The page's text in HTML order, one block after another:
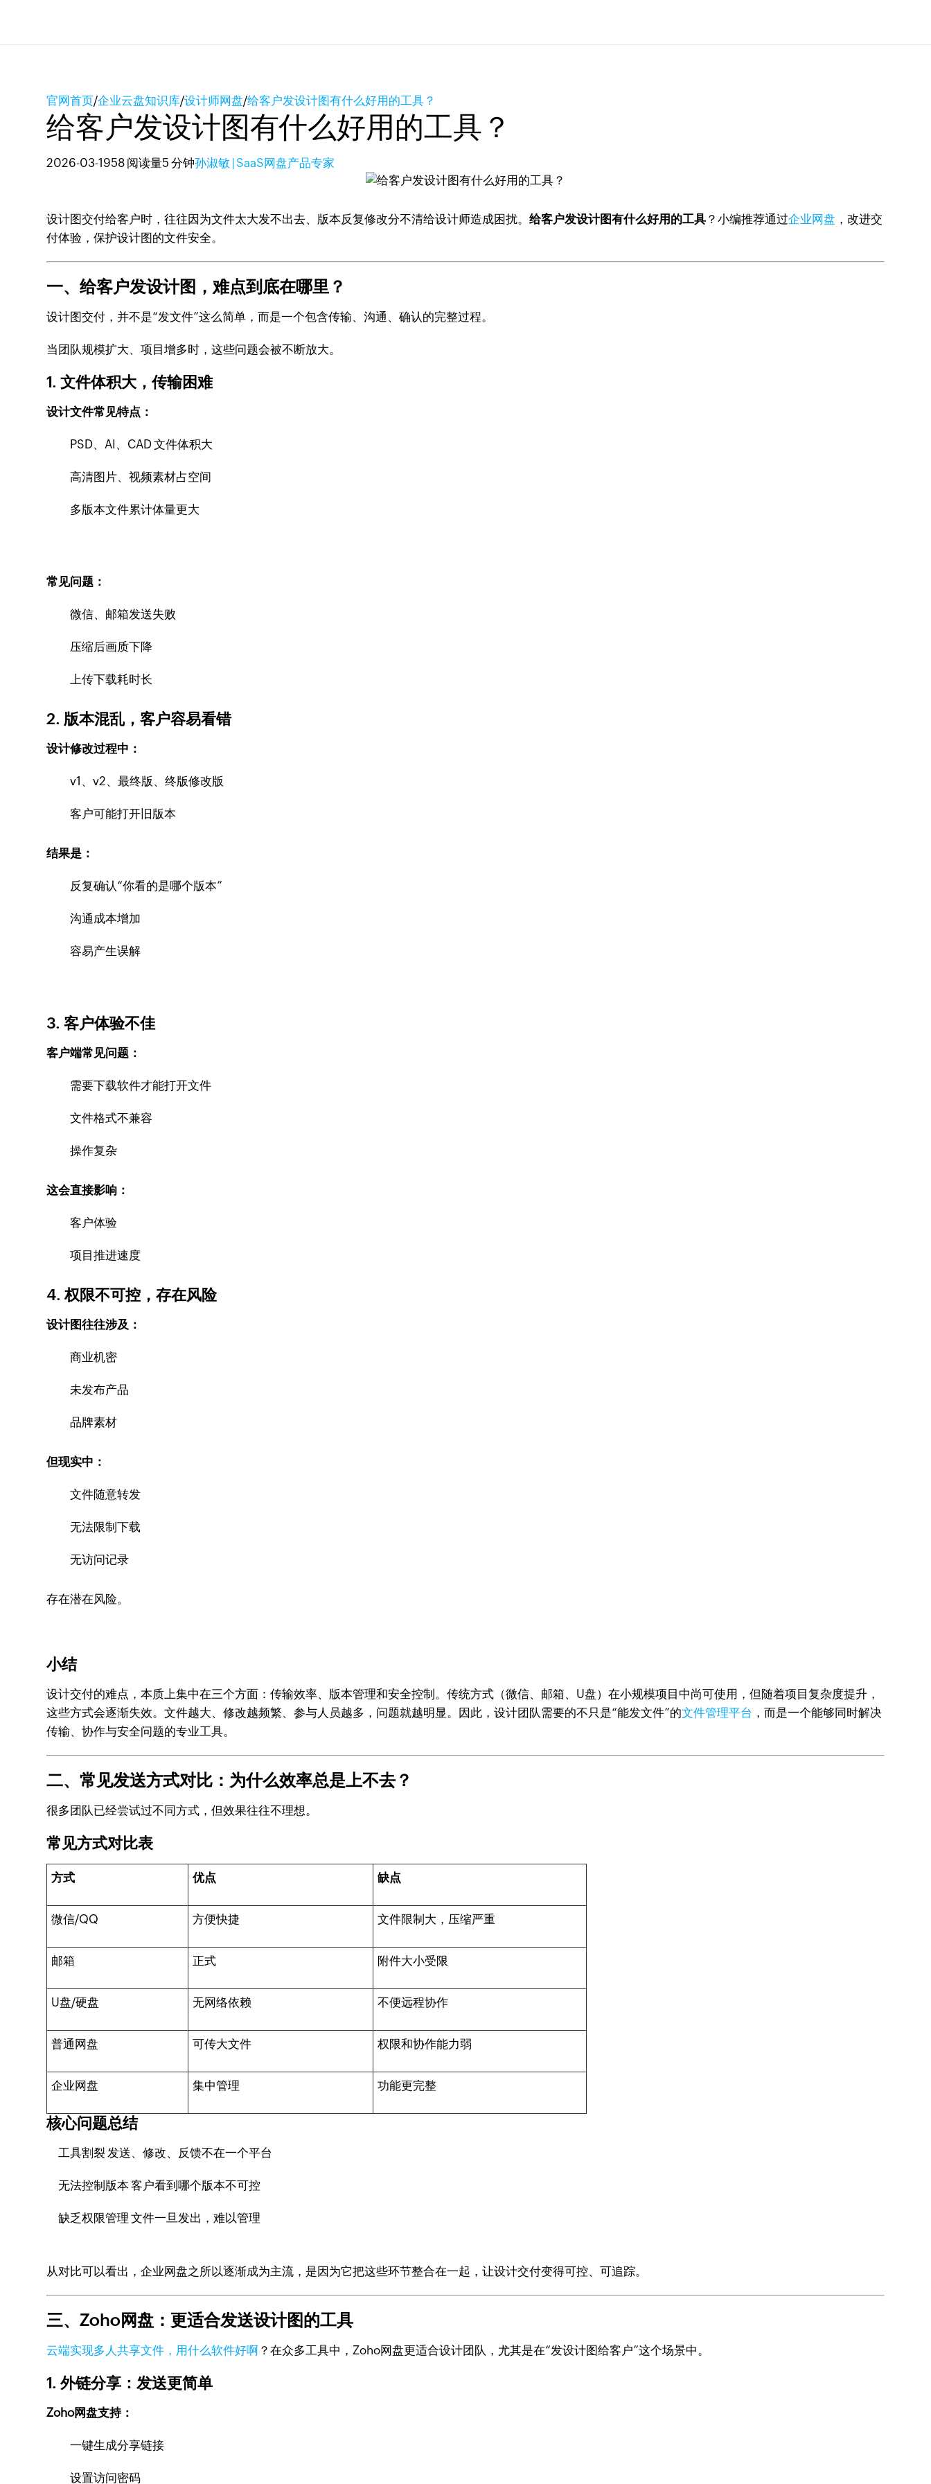
官网首页/企业云盘知识库/设计师网盘/给客户发设计图有什么好用的工具？
给客户发设计图有什么好用的工具？
2026-03-1958 阅读量5 分钟孙淑敏 | SaaS网盘产品专家
设计图交付给客户时，往往因为文件太大发不出去、版本反复修改分不清给设计师造成困扰。给客户发设计图有什么好用的工具 ？小编推荐通过企业网盘 ，改进交
付体验，保护设计图的文件安全。
一、给客户发设计图，难点到底在哪里？
设计图交付，并不是“发文件”这么简单，而是一个包含传输、沟通、确认的完整过程。
当团队规模扩大、项目增多时，这些问题会被不断放大。
1. 文件体积大，传输困难
设计文件常见特点：
PSD、AI、CAD 文件体积大
高清图片、视频素材占空间
多版本文件累计体量更大
常见问题：
微信、邮箱发送失败
压缩后画质下降
上传下载耗时长
2. 版本混乱，客户容易看错
设计修改过程中：
v1、v2、最终版、终版修改版
客户可能打开旧版本
结果是：
反复确认“你看的是哪个版本”
沟通成本增加
容易产生误解
3. 客户体验不佳
客户端常见问题：
需要下载软件才能打开文件
文件格式不兼容
操作复杂
这会直接影响：
客户体验
项目推进速度
4. 权限不可控，存在风险
设计图往往涉及：
商业机密
未发布产品
品牌素材
但现实中：
文件随意转发
无法限制下载
无访问记录
存在潜在风险。
小结
设计交付的难点，本质上集中在三个方面：传输效率、版本管理和安全控制。传统方式（微信、邮箱、U盘）在小规模项目中尚可使用，但随着项目复杂度提升，
这些方式会逐渐失效。文件越大、修改越频繁、参与人员越多，问题就越明显。因此，设计团队需要的不只是“能发文件”的文件管理平台 ，而是一个能够同时解决
传输、协作与安全问题的专业工具。
二、常见发送方式对比：为什么效率总是上不去？
很多团队已经尝试过不同方式，但效果往往不理想。
常见方式对比表
方式 优点 缺点
微信/QQ 方便快捷 文件限制大，压缩严重
邮箱 正式 附件大小受限
U盘/硬盘 无网络依赖 不便远程协作
普通网盘 可传大文件 权限和协作能力弱
企业网盘 集中管理 功能更完整
核心问题总结
工具割裂 发送、修改、反馈不在一个平台
无法控制版本 客户看到哪个版本不可控
缺乏权限管理 文件一旦发出，难以管理
从对比可以看出，企业网盘之所以逐渐成为主流，是因为它把这些环节整合在一起，让设计交付变得可控、可追踪。
三、Zoho网盘：更适合发送设计图的工具
云端实现多人共享文件，用什么软件好啊 ？在众多工具中，Zoho网盘更适合设计团队，尤其是在“发设计图给客户”这个场景中。
1. 外链分享：发送更简单
Zoho网盘支持：
一键生成分享链接
设置访问密码